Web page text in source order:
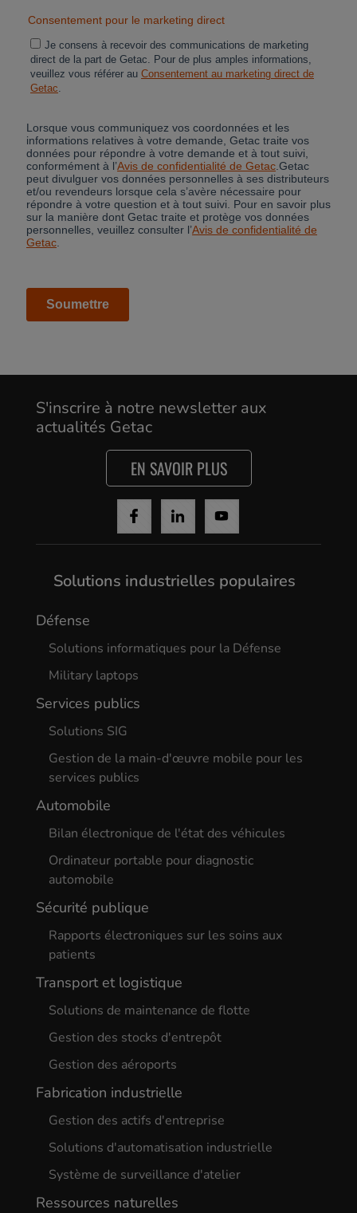
S'inscrire à notre newsletter aux
actualités Getac
EN SAVOIR PLUS
Solutions industrielles populaires
Défense
Solutions informatiques pour la Défense
Military laptops
Services publics
Solutions SIG
Gestion de la main-d'œuvre mobile pour les
services publics
Automobile
Bilan électronique de l'état des véhicules
Ordinateur portable pour diagnostic
automobile
Sécurité publique
Rapports électroniques sur les soins aux
patients
Transport et logistique
Solutions de maintenance de flotte
Gestion des stocks d'entrepôt
Gestion des aéroports
Fabrication industrielle
Gestion des actifs d'entreprise
Solutions d'automatisation industrielle
Système de surveillance d'atelier
Ressources naturelles